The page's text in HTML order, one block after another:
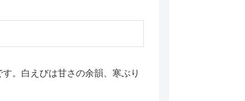
。白えびは甘さの余韻、寒ぶり